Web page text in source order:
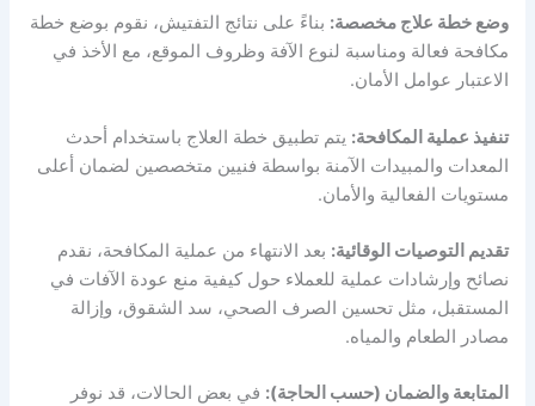
وضع خطة علاج مخصصة: بناءً على نتائج التفتيش، نقوم بوضع خطة
مكافحة فعالة ومناسبة لنوع الآفة وظروف الموقع، مع الأخذ في
الاعتبار عوامل الأمان.
تنفيذ عملية المكافحة: يتم تطبيق خطة العلاج باستخدام أحدث
المعدات والمبيدات الآمنة بواسطة فنيين متخصصين لضمان أعلى
مستويات الفعالية والأمان.
تقديم التوصيات الوقائية: بعد الانتهاء من عملية المكافحة، نقدم
نصائح وإرشادات عملية للعملاء حول كيفية منع عودة الآفات في
المستقبل، مثل تحسين الصرف الصحي، سد الشقوق، وإزالة
مصادر الطعام والمياه.
المتابعة والضمان (حسب الحاجة): في بعض الحالات، قد نوفر